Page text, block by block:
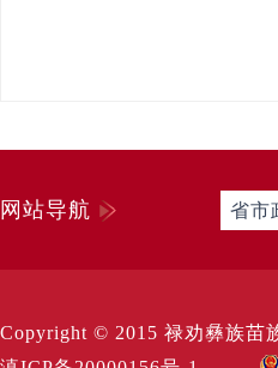
网站导航 省市
Copyright © 2015 禄劝彝族苗